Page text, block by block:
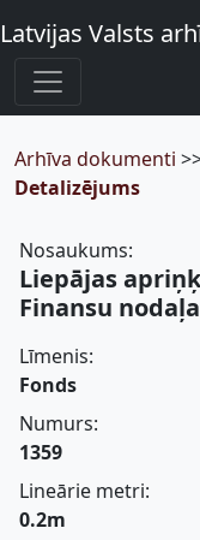
Latvijas Valsts
Arhīva dokumenti
Detalizējums
Nosaukums:
Liepājas
Finansu nodaļa
Līmenis:
Fonds
Numurs:
1359
Lineārie metri:
0.2m